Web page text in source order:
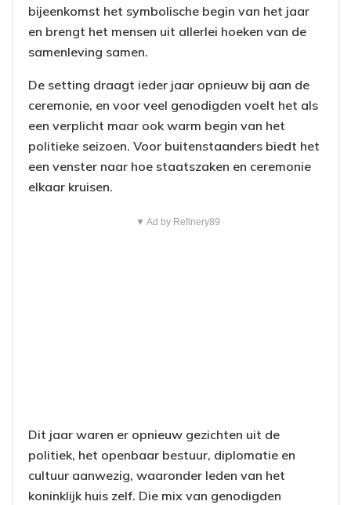
bijeenkomst het symbolische begin van het jaar
en brengt het mensen uit allerlei hoeken van de
samenleving samen.
De setting draagt ieder jaar opnieuw bij aan de
ceremonie, en voor veel genodigden voelt het als
een verplicht maar ook warm begin van het
politieke seizoen. Voor buitenstaanders biedt het
een venster naar hoe staatszaken en ceremonie
elkaar kruisen.
▼ Ad by Refinery89
Dit jaar waren er opnieuw gezichten uit de
politiek, het openbaar bestuur, diplomatie en
cultuur aanwezig, waaronder leden van het
koninklijk huis zelf. Die mix van genodigden